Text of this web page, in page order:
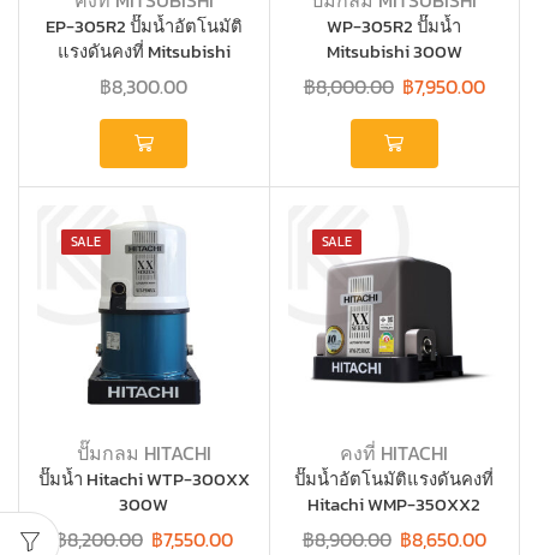
EP-305R2 ปั๊มน้ำอัตโนมัติ
แรงดันคงที่ Mitsubishi
300W
฿8,300.00
WP-305R2 ปั๊มน้ำ
Mitsubishi 300W
฿8,000.00 ฿7,950.00
SALE
ปั๊มกลม HITACHI
ปั๊มน้ำ Hitachi WTP-300XX
300W
฿8,200.00 ฿7,550.00
SALE
คงที่ HITACHI
ปั๊มน้ำอัตโนมัติแรงดันคงที่
Hitachi WMP-350XX2
350W
฿8,900.00 ฿8,650.00